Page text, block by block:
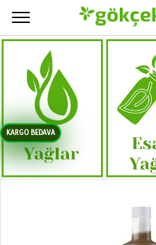
KARGO BEDAVA